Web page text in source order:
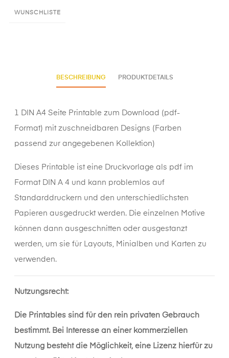
WUNSCHLISTE
BESCHREIBUNG PRODUKTDETAILS
1 DIN A4 Seite Printable zum Download (pdf-
Format) mit zuschneidbaren Designs (Farben
passend zur angegebenen Kollektion)
Dieses Printable ist eine Druckvorlage als pdf im
Format DIN A 4 und kann problemlos auf
Standarddruckern und den unterschiedlichsten
Papieren ausgedruckt werden. Die einzelnen Motive
können dann ausgeschnitten oder ausgestanzt
werden, um sie für Layouts, Minialben und Karten zu
verwenden.
Nutzungsrecht:
Die Printables sind für den rein privaten Gebrauch
bestimmt. Bei Interesse an einer kommerziellen
Nutzung besteht die Möglichkeit, eine Lizenz hierfür zu